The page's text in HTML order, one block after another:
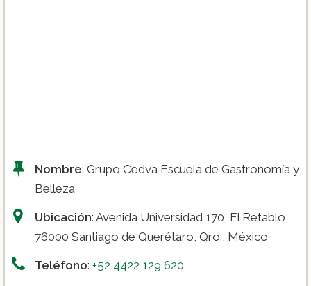
Nombre: Grupo Cedva Escuela de Gastronomía y
Belleza
Ubicación: Avenida Universidad 170, El Retablo,
76000 Santiago de Querétaro, Qro., México
Teléfono: +52 4422 129 620